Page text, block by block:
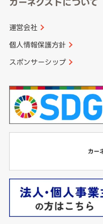
運営会社
個人情報保護方針
スポンサーシップ